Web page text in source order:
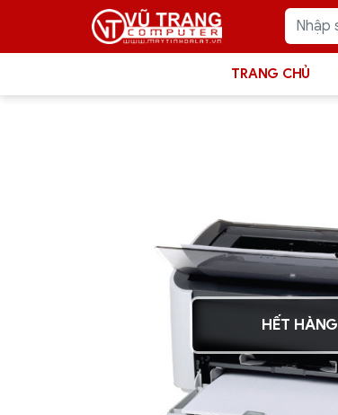
TRANG CHỦ
HẾT HÀNG